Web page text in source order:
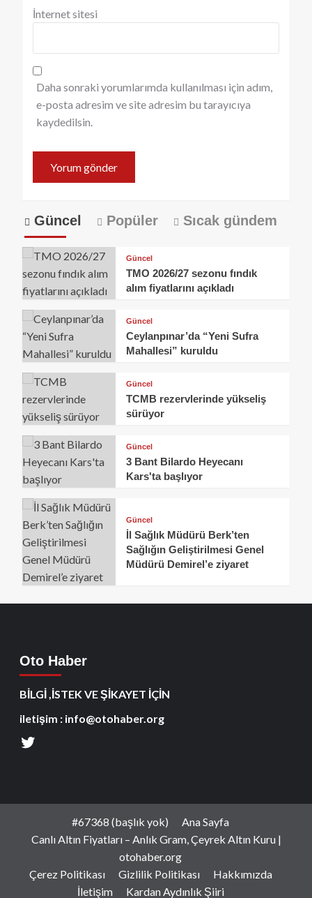
İnternet sitesi
Daha sonraki yorumlarımda kullanılması için adım,
e-posta adresim ve site adresim bu tarayıcıya
kaydedilsin.
Güncel Popüler Sıcak gündem
Güncel
TMO 2026/27 sezonu fındık
alım fiyatlarını açıkladı
Güncel
Ceylanpınar’da “Yeni Sufra
Mahallesi” kuruldu
Güncel
TCMB rezervlerinde yükseliş
sürüyor
Güncel
3 Bant Bilardo Heyecanı
Kars'ta başlıyor
Güncel
İl Sağlık Müdürü Berk’ten
Sağlığın Geliştirilmesi Genel
Müdürü Demirel’e ziyaret
Oto Haber
BİLGİ ,İSTEK VE ŞİKAYET İÇİN
iletişim : info@otohaber.org
#67368 (başlık yok)
Ana Sayfa
Canlı Altın Fiyatları – Anlık Gram, Çeyrek Altın Kuru |
otohaber.org
Çerez Politikası
Gizlilik Politikası
Hakkımızda
İletişim
Kardan Aydınlık Şiiri